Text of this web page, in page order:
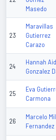
Masedo
23
Maravillas
Gutierrez
Carazo
24
Hannah
Gonzalez
25
Eva
Carmona
26
Marcelo
Fernandez